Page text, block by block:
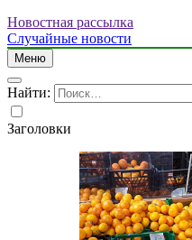
Новостная рассылка
Случайные новости
Меню
Найти:
Заголовки